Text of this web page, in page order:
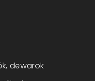
dewarok